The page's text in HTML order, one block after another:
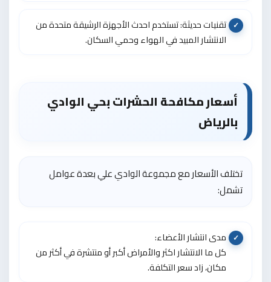
تقنيات حديثة: تستخدم احدث الأجهزة الرشيقة متحدة من
الانتشار المبيد في الهواء وحمي السكان.
أسعار مكافحة الحشرات بحي الوادي
بالرياض
تختلف الأسعار مع مجموعة الوادي علي بعدة عوامل
تشمل:
مدى انتشار الأعضاء:
كل ما الانتشار اكثر والأمراض أكبر أو منتشرة في أكثر من
مكان، زاد سعر التكلفة.